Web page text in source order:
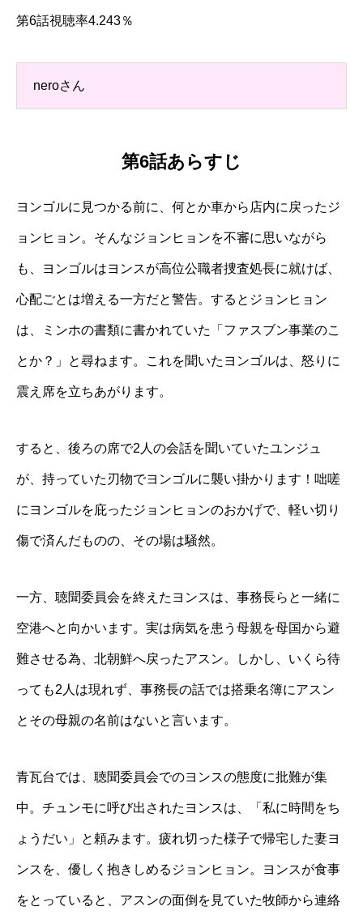
第6話視聴率4.243％
neroさん
第6話あらすじ
ヨンゴルに見つかる前に、何とか車から店内に戻ったジ
ョンヒョン。そんなジョンヒョンを不審に思いながら
も、ヨンゴルはヨンスが高位公職者捜査処長に就けば、
心配ごとは増える一方だと警告。するとジョンヒョン
は、ミンホの書類に書かれていた「ファスブン事業のこ
とか？」と尋ねます。これを聞いたヨンゴルは、怒りに
震え席を立ちあがります。
すると、後ろの席で2人の会話を聞いていたユンジュ
が、持っていた刃物でヨンゴルに襲い掛かります！咄嗟
にヨンゴルを庇ったジョンヒョンのおかげで、軽い切り
傷で済んだものの、その場は騒然。
一方、聴聞委員会を終えたヨンスは、事務長らと一緒に
空港へと向かいます。実は病気を患う母親を母国から避
難させる為、北朝鮮へ戻ったアスン。しかし、いくら待
っても2人は現れず、事務長の話では搭乗名簿にアスン
とその母親の名前はないと言います。
青瓦台では、聴聞委員会でのヨンスの態度に批難が集
中。チュンモに呼び出されたヨンスは、「私に時間をち
ょうだい」と頼みます。疲れ切った様子で帰宅した妻ヨ
ンスを、優しく抱きしめるジョンヒョン。ヨンスが食事
をとっていると、アスンの面倒を見ていた牧師から連絡